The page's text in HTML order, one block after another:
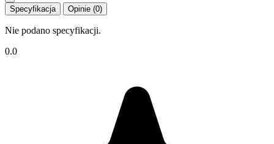
Specyfikacja Opinie (0)
Nie podano specyfikacji.
0.0